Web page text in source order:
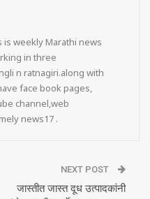
is weekly Marathi news
in three
n ratnagiri.along with
face book pages,
channel,web
news17 .
NEXT POST
जास्‍तीत जास्‍त दूध उत्‍पादकांनी